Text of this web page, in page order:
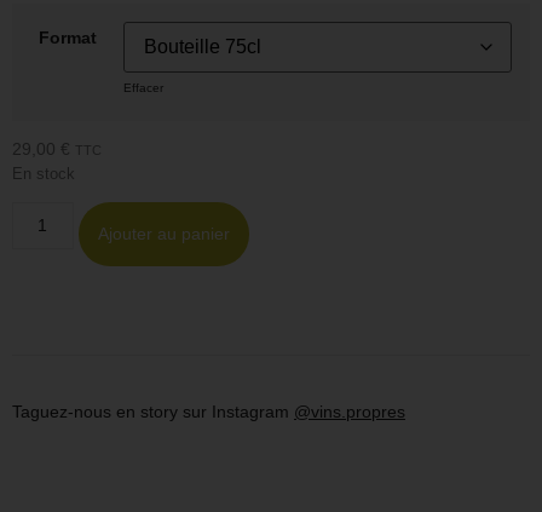
Format
Effacer
29,00 € TTC
En stock
Ajouter au panier
Taguez-nous en story sur Instagram @vins.propres